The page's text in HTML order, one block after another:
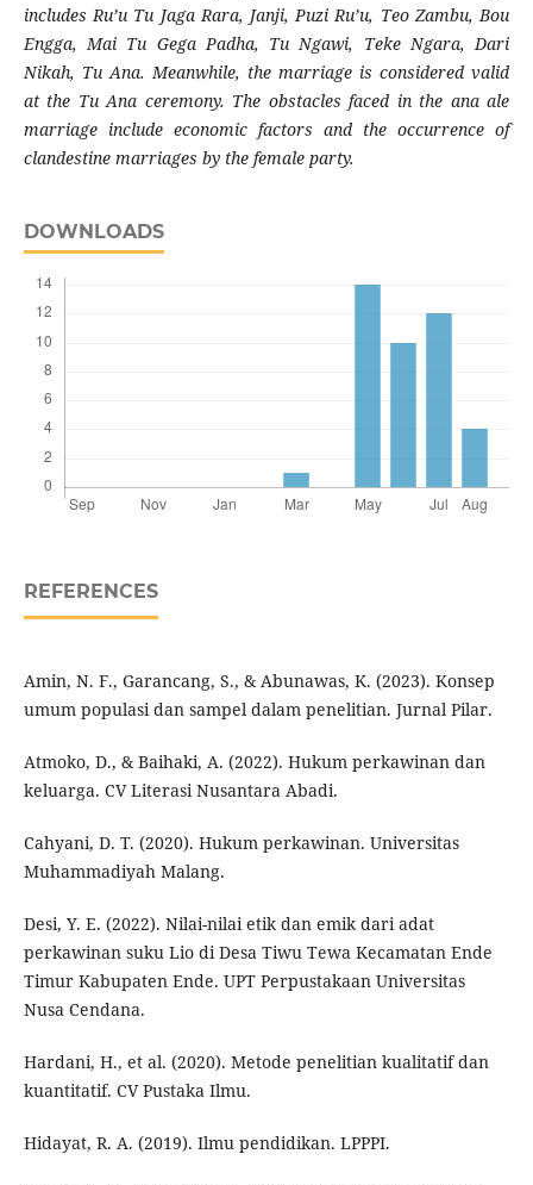
includes Ru’u Tu Jaga Rara, Janji, Puzi Ru’u, Teo Zambu, Bou
Engga, Mai Tu Gega Padha, Tu Ngawi, Teke Ngara, Dari
Nikah, Tu Ana. Meanwhile, the marriage is considered valid
at the Tu Ana ceremony. The obstacles faced in the ana ale
marriage include economic factors and the occurrence of
clandestine marriages by the female party.
DOWNLOADS
REFERENCES
Amin, N. F., Garancang, S., & Abunawas, K. (2023). Konsep
umum populasi dan sampel dalam penelitian. Jurnal Pilar.
Atmoko, D., & Baihaki, A. (2022). Hukum perkawinan dan
keluarga. CV Literasi Nusantara Abadi.
Cahyani, D. T. (2020). Hukum perkawinan. Universitas
Muhammadiyah Malang.
Desi, Y. E. (2022). Nilai-nilai etik dan emik dari adat
perkawinan suku Lio di Desa Tiwu Tewa Kecamatan Ende
Timur Kabupaten Ende. UPT Perpustakaan Universitas
Nusa Cendana.
Hardani, H., et al. (2020). Metode penelitian kualitatif dan
kuantitatif. CV Pustaka Ilmu.
Hidayat, R. A. (2019). Ilmu pendidikan. LPPPI.